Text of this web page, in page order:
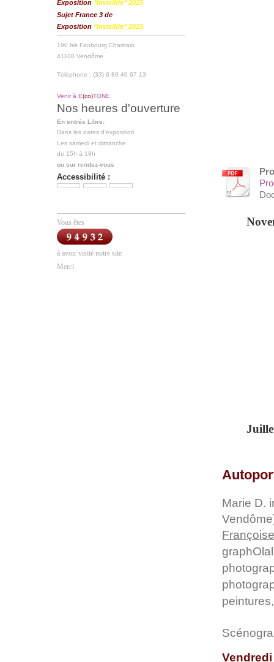
Marie D.
Exposition "Invisible" 2015
Sujet France 3 de
Exposition "Invisible" 2015
190 bis Faubourg Chartrain
41100 Vendôme
Téléphone : (33) 6 86 40 67 13
Venir à E(co)TONE
Nos heures d'ouverture
En entrée Libre:
Dans les dates d'exposition
Les samedi et dimanche
de 15h à 18h
ou sur rendez-vous
Accessibilité :
Vous êtes
à avoir visité notre site
Merci